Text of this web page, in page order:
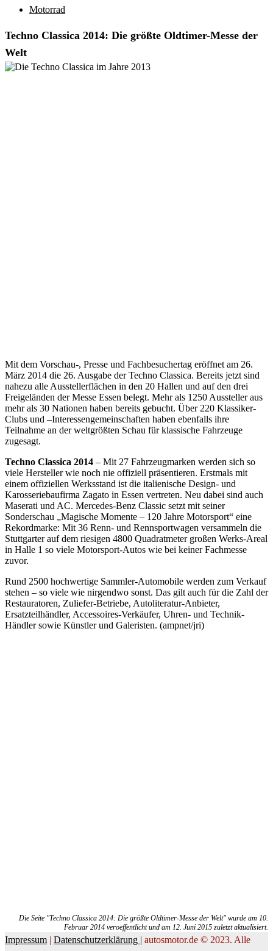
Motorrad
Techno Classica 2014: Die größte Oldtimer-Messe der
Welt
Mit dem Vorschau-, Presse und Fachbesuchertag eröffnet am 26.
März 2014 die 26. Ausgabe der Techno Classica. Bereits jetzt sind
nahezu alle Ausstellerflächen in den 20 Hallen und auf den drei
Freigeländen der Messe Essen belegt. Mehr als 1250 Aussteller aus
mehr als 30 Nationen haben bereits gebucht. Über 220 Klassiker-
Clubs und –Interessengemeinschaften haben ebenfalls ihre
Teilnahme an der weltgrößten Schau für klassische Fahrzeuge
zugesagt.
Techno Classica 2014 – Mit 27 Fahrzeugmarken werden sich so
viele Hersteller wie noch nie offiziell präsentieren. Erstmals mit
einem offiziellen Werksstand ist die italienische Design- und
Karosseriebaufirma Zagato in Essen vertreten. Neu dabei sind auch
Maserati und AC. Mercedes-Benz Classic setzt mit seiner
Sonderschau „Magische Momente – 120 Jahre Motorsport“ eine
Rekordmarke: Mit 36 Renn- und Rennsportwagen versammeln die
Stuttgarter auf dem riesigen 4800 Quadratmeter großen Werks-Areal
in Halle 1 so viele Motorsport-Autos wie bei keiner Fachmesse
zuvor.
Rund 2500 hochwertige Sammler-Automobile werden zum Verkauf
stehen – so viele wie nirgendwo sonst. Das gilt auch für die Zahl der
Restauratoren, Zuliefer-Betriebe, Autoliteratur-Anbieter,
Ersatzteilhändler, Accessoires-Verkäufer, Uhren- und Technik-
Händler sowie Künstler und Galeristen. (ampnet/jri)
Die Seite "Techno Classica 2014: Die größte Oldtimer-Messe der Welt" wurde am 10.
Februar 2014 veroeffentlicht und am 12. Juni 2015 zuletzt aktualisiert.
Impressum | Datenschutzerklärung | autosmotor.de © 2023. Alle